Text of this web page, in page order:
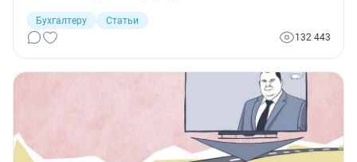
Бухгалтеру
Статьи
132 443